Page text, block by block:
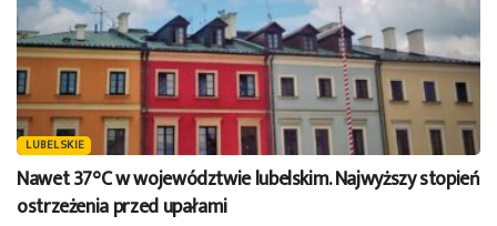
LUBELSKIE
Nawet 37°C w województwie lubelskim. Najwyższy stopień
ostrzeżenia przed upałami